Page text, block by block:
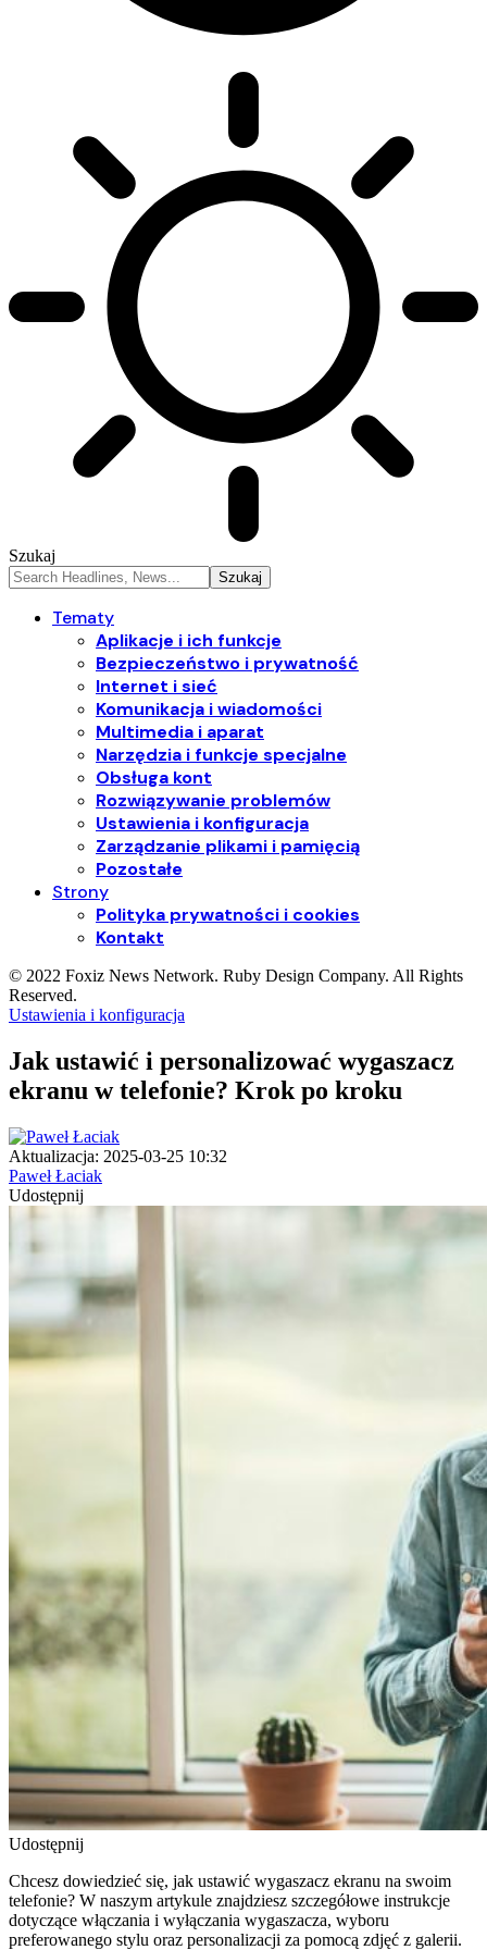
Szukaj
Tematy
Aplikacje i ich funkcje
Bezpieczeństwo i prywatność
Internet i sieć
Komunikacja i wiadomości
Multimedia i aparat
Narzędzia i funkcje specjalne
Obsługa kont
Rozwiązywanie problemów
Ustawienia i konfiguracja
Zarządzanie plikami i pamięcią
Pozostałe
Strony
Polityka prywatności i cookies
Kontakt
© 2022 Foxiz News Network. Ruby Design Company. All Rights
Reserved.
Ustawienia i konfiguracja
Jak ustawić i personalizować wygaszacz
ekranu w telefonie? Krok po kroku
Aktualizacja: 2025-03-25 10:32
Paweł Łaciak
Udostępnij
Udostępnij
Chcesz dowiedzieć się, jak ustawić wygaszacz ekranu na swoim
telefonie? W naszym artykule znajdziesz szczegółowe instrukcje
dotyczące włączania i wyłączania wygaszacza, wyboru
preferowanego stylu oraz personalizacji za pomocą zdjęć z galerii.